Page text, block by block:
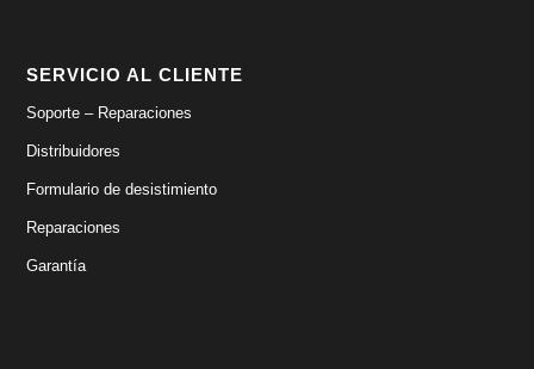
SERVICIO AL CLIENTE
Soporte – Reparaciones
Distribuidores
Formulario de desistimiento
Reparaciones
Garantía